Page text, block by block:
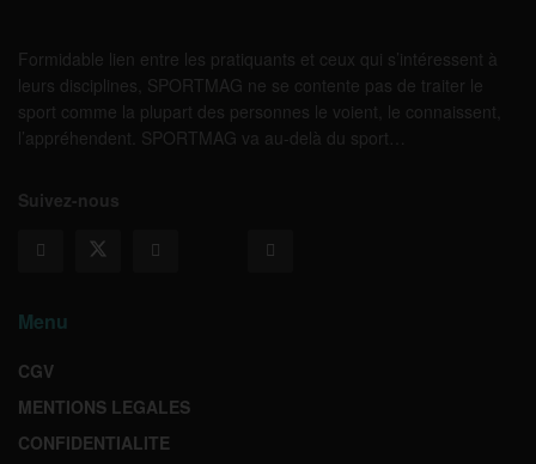
Formidable lien entre les pratiquants et ceux qui s’intéressent à
leurs disciplines, SPORTMAG ne se contente pas de traiter le
sport comme la plupart des personnes le voient, le connaissent,
l’appréhendent. SPORTMAG va au-delà du sport…
Suivez-nous
Menu
CGV
MENTIONS LEGALES
CONFIDENTIALITE